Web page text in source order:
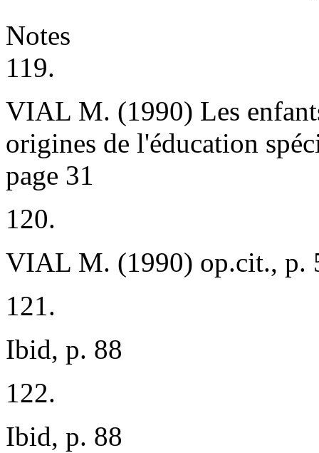
Notes
119.
VIAL M. (1990) Les
origines de l'éducation
page 31
120.
VIAL M. (1990) op.cit., p.
121.
Ibid, p. 88
122.
Ibid, p. 88